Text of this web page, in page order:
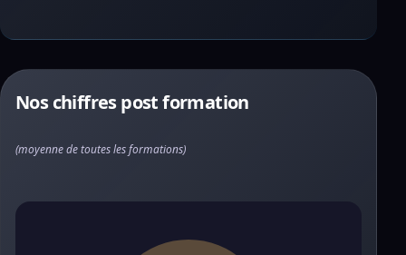
Nos chiffres post formation
(moyenne de toutes les formations)